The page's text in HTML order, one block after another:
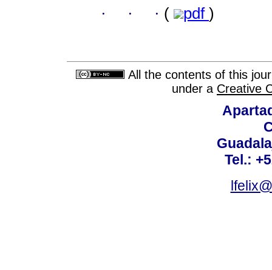
· · · ( pdf )
All the contents of this
under a Creative
Tel.: